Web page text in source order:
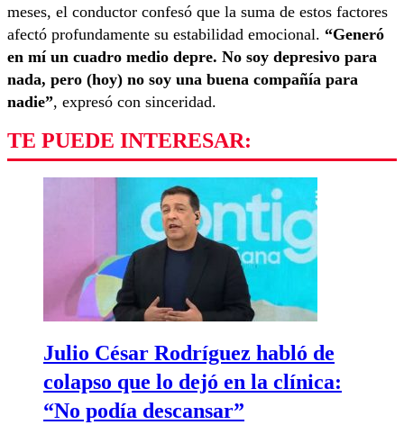
meses, el conductor confesó que la suma de estos factores
afectó profundamente su estabilidad emocional. “Generó
en mí un cuadro medio depre. No soy depresivo para
nada, pero (hoy) no soy una buena compañía para
nadie”, expresó con sinceridad.
TE PUEDE INTERESAR:
Julio César Rodríguez habló de
colapso que lo dejó en la clínica:
“No podía descansar”